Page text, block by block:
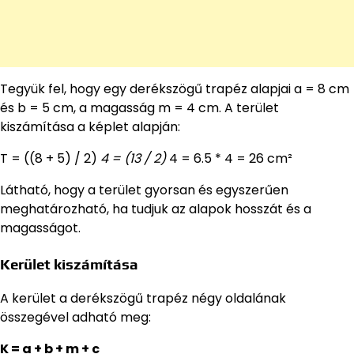
Tegyük fel, hogy egy derékszögű trapéz alapjai a = 8 cm
és b = 5 cm, a magasság m = 4 cm. A terület
kiszámítása a képlet alapján:
T = ((8 + 5) / 2) 4 = (13 / 2)4 = 6.5 * 4 = 26 cm²
Látható, hogy a terület gyorsan és egyszerűen
meghatározható, ha tudjuk az alapok hosszát és a
magasságot.
Kerület kiszámítása
A kerület a derékszögű trapéz négy oldalának
összegével adható meg:
K = a + b + m + c